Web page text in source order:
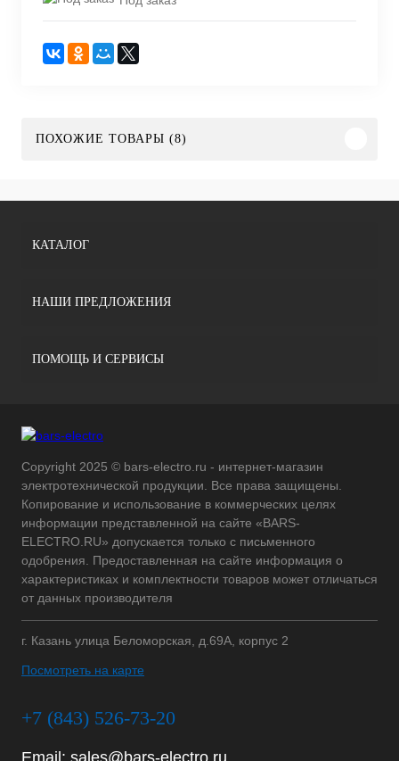
ПОХОЖИЕ ТОВАРЫ (8)
КАТАЛОГ
НАШИ ПРЕДЛОЖЕНИЯ
ПОМОЩЬ И СЕРВИСЫ
Copyright 2025 © bars-electro.ru - интернет-магазин
электротехнической продукции. Все права защищены.
Копирование и использование в коммерческих целях
информации представленной на сайте «BARS-
ELECTRO.RU» допускается только с письменного
одобрения. Предоставленная на сайте информация о
характеристиках и комплектности товаров может отличаться
от данных производителя
г. Казань улица Беломорская, д.69А, корпус 2
Посмотреть на карте
+7 (843) 526-73-20
Email: sales@bars-electro.ru